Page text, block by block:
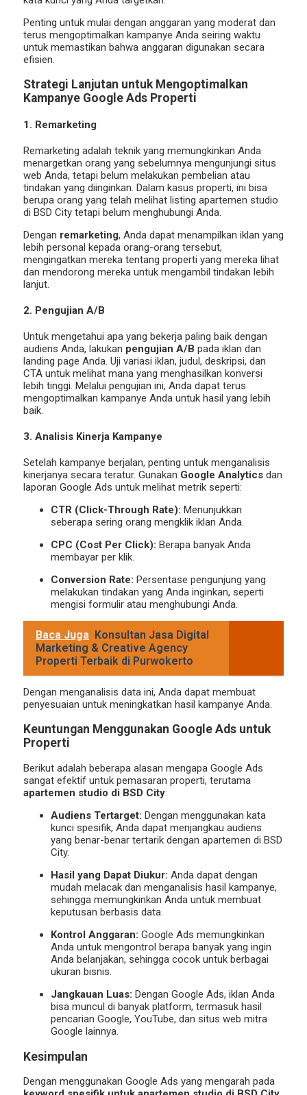
Penting untuk mulai dengan anggaran yang moderat dan
terus mengoptimalkan kampanye Anda seiring waktu
untuk memastikan bahwa anggaran digunakan secara
efisien.
Strategi Lanjutan untuk Mengoptimalkan
Kampanye Google Ads Properti
1. Remarketing
Remarketing adalah teknik yang memungkinkan Anda
menargetkan orang yang sebelumnya mengunjungi situs
web Anda, tetapi belum melakukan pembelian atau
tindakan yang diinginkan. Dalam kasus properti, ini bisa
berupa orang yang telah melihat listing apartemen studio
di BSD City tetapi belum menghubungi Anda.
Dengan remarketing, Anda dapat menampilkan iklan yang
lebih personal kepada orang-orang tersebut,
mengingatkan mereka tentang properti yang mereka lihat
dan mendorong mereka untuk mengambil tindakan lebih
lanjut.
2. Pengujian A/B
Untuk mengetahui apa yang bekerja paling baik dengan
audiens Anda, lakukan pengujian A/B pada iklan dan
landing page Anda. Uji variasi iklan, judul, deskripsi, dan
CTA untuk melihat mana yang menghasilkan konversi
lebih tinggi. Melalui pengujian ini, Anda dapat terus
mengoptimalkan kampanye Anda untuk hasil yang lebih
baik.
3. Analisis Kinerja Kampanye
Setelah kampanye berjalan, penting untuk menganalisis
kinerjanya secara teratur. Gunakan Google Analytics dan
laporan Google Ads untuk melihat metrik seperti:
CTR (Click-Through Rate): Menunjukkan
seberapa sering orang mengklik iklan Anda.
CPC (Cost Per Click): Berapa banyak Anda
membayar per klik.
Conversion Rate: Persentase pengunjung yang
melakukan tindakan yang Anda inginkan, seperti
mengisi formulir atau menghubungi Anda.
Baca Juga Konsultan Jasa Digital
Marketing & Creative Agency
Properti Terbaik di Purwokerto
Dengan menganalisis data ini, Anda dapat membuat
penyesuaian untuk meningkatkan hasil kampanye Anda.
Keuntungan Menggunakan Google Ads untuk
Properti
Berikut adalah beberapa alasan mengapa Google Ads
sangat efektif untuk pemasaran properti, terutama
apartemen studio di BSD City:
Audiens Tertarget: Dengan menggunakan kata
kunci spesifik, Anda dapat menjangkau audiens
yang benar-benar tertarik dengan apartemen di BSD
City.
Hasil yang Dapat Diukur: Anda dapat dengan
mudah melacak dan menganalisis hasil kampanye,
sehingga memungkinkan Anda untuk membuat
keputusan berbasis data.
Kontrol Anggaran: Google Ads memungkinkan
Anda untuk mengontrol berapa banyak yang ingin
Anda belanjakan, sehingga cocok untuk berbagai
ukuran bisnis.
Jangkauan Luas: Dengan Google Ads, iklan Anda
bisa muncul di banyak platform, termasuk hasil
pencarian Google, YouTube, dan situs web mitra
Google lainnya.
Kesimpulan
Dengan menggunakan Google Ads yang mengarah pada